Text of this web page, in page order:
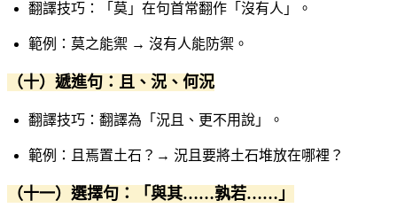
翻譯技巧：「莫」在句首常翻作「沒有人」。
範例：莫之能禦 → 沒有人能防禦。
（十）遞進句：且、況、何況
翻譯技巧：翻譯為「況且、更不用說」。
範例：且焉置土石？→ 況且要將土石堆放在哪裡？
（十一）選擇句：「與其……孰若……」